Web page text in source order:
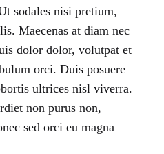
sodales nisi pretium,
Maecenas at diam nec
dolor dolor, volutpat et
orci. Duis posuere
ultrices nisl viverra.
non purus non,
sed orci eu magna